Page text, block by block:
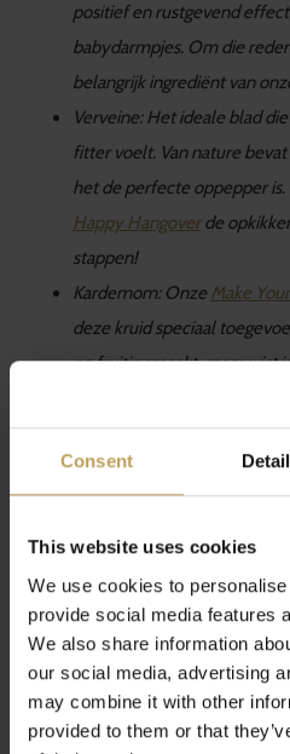
Consent
This website uses cookies
We use cookies to
provide social media features
We also share information
our social media, advertising
may combine it with other
provided to them or that
positief en rustgevend
babydarmpjes. Om die
belangrijk ingrediënt van
Verveine: Het ideale blad
fitter voelt. Van nature
het de perfecte oppepper is.
Happy Hangoverde
stappen!
Kardemom: Onze Make
deze kruid speciaal
en fruitig smaakt, maar wist
Met deze
alleen het bed, maar iedere
Kolanoot: Kolanoot is een
zoete smaak heeft, ook kan
natuurlijkeenergieboost
En zo gebruiken wij nog meer
theeën.Onze thee-experts
eigenschappen van elk kruid en
verschillende met de lekkerste
karamel en vruchten tot de